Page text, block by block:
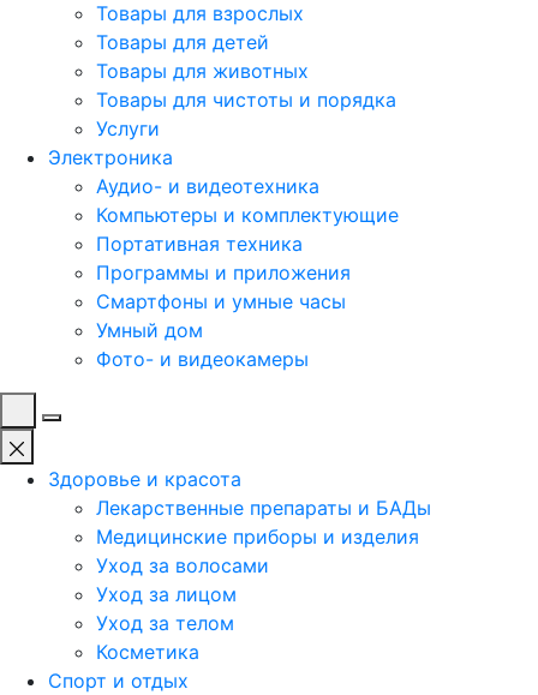
Товары для взрослых
Товары для детей
Товары для животных
Товары для чистоты и порядка
Услуги
Электроника
Аудио- и видеотехника
Компьютеры и комплектующие
Портативная техника
Программы и приложения
Смартфоны и умные часы
Умный дом
Фото- и видеокамеры
Здоровье и красота
Лекарственные препараты и БАДы
Медицинские приборы и изделия
Уход за волосами
Уход за лицом
Уход за телом
Косметика
Спорт и отдых